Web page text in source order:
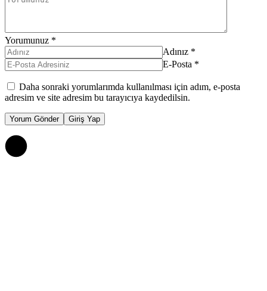
Yorumunuz *
Adınız *
E-Posta *
Daha sonraki yorumlarımda kullanılması için adım, e-posta
adresim ve site adresim bu tarayıcıya kaydedilsin.
Yorum Gönder Giriş Yap